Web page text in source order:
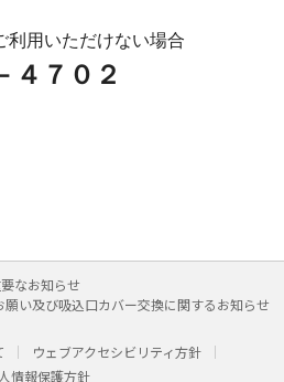
用いただけない場合
４７０２
なお知らせ
い及び吸込口カバー交換に関するお知らせ
ウェブアクセシビリティ方針
情報保護方針